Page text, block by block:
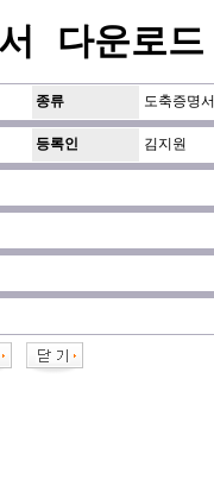
다운로드
종류 도축증명서
등록인 김지원